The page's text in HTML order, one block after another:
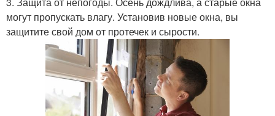
могут пропускать влагу. Установив новые окна, вы
защитите свой дом от протечек и сырости.